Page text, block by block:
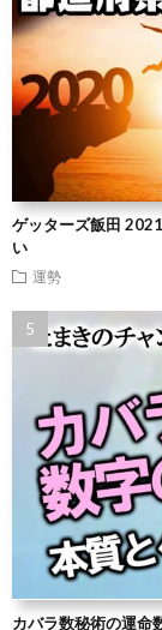
ゲッターズ飯田
い
運勢
カバラ数秘術の運命